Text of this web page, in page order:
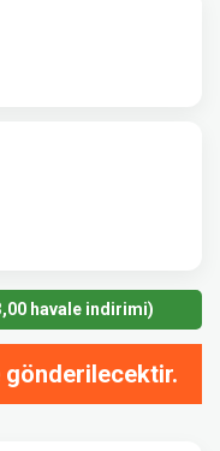
havale indirimi)